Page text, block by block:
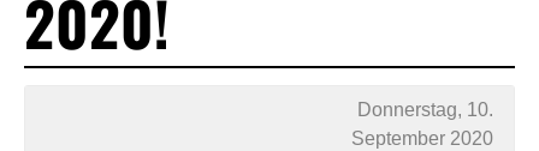
2020!
Donnerstag, 10.
September 2020